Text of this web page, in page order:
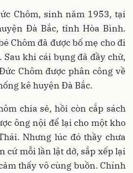
Chôm, sinh năm 1953, tại
Đà Bắc, tỉnh Hòa Bình.
Chôm đã được bố mẹ cho đi
Sau khi cái bụng đã đầy chữ,
Chôm được phân công về
kê huyện Đà Bắc.
chia sẻ, hồi còn cắp sách
ông nội để lại cho một kho
Nhưng lúc đó thầy chưa
cứ mỗi lần lật dở, sắp xếp lại
thấy vô cùng buồn. Chính